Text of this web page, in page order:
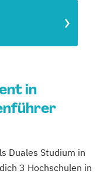
in
Duales Studium in
3 Hochschulen in